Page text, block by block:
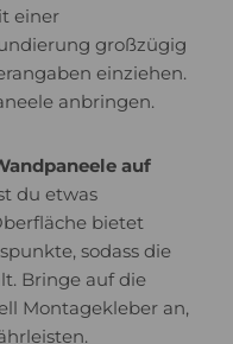
einer
großzügig
einziehen.
anbringen.
auf
du etwas
bietet
sodass die
Bringe auf die
Montagekleber an,